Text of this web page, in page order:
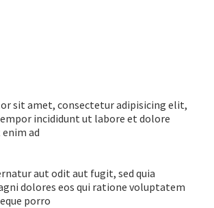
sit amet, consectetur adipisicing elit,
incididunt ut labore et dolore
ad
aut odit aut fugit, sed quia
dolores eos qui ratione voluptatem
porro